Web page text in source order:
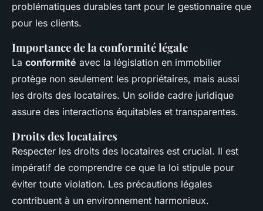
problématiques durables tant pour le gestionnaire que
pour les clients.
Importance de la conformité légale
La conformité avec la législation en immobilier
protège non seulement les propriétaires, mais aussi
les droits des locataires. Un solide cadre juridique
assure des interactions équitables et transparentes.
Droits des locataires
Respecter les droits des locataires est crucial. Il est
impératif de comprendre ce que la loi stipule pour
éviter toute violation. Les précautions légales
contribuent à un environnement harmonieux.